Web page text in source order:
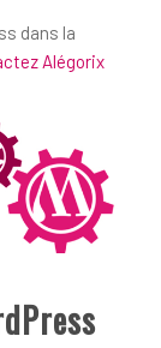
dans la
Alégorix